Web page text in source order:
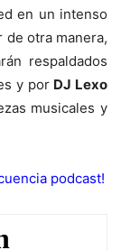
en un intenso
de otra manera,
respaldados
y por DJ Lexo
musicales y
podcast!